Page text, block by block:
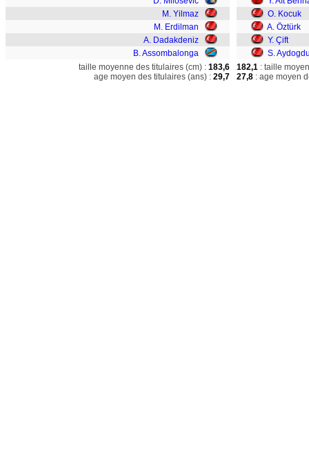
M. Yilmaz
M. Erdilman
A. Dadakdeniz
B. Assombalonga
O. Kocuk
A. Öztürk
Y. Çift
S.
taille moyenne des titulaires (cm) : 183,6
age moyen des titulaires (ans) : 29,7
182,1 : taille
27,8 : age moyen